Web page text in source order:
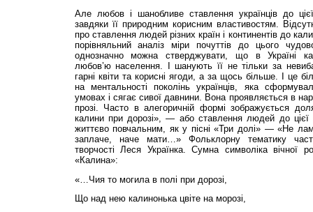
Але любов і шанобливе ставлення українців до
завдяки її природним корисним властивостям.
про ставлення людей різних країн і континентів до
порівняльний аналіз міри почуттів до цього
однозначно можна стверджувати, що в Україні
любов’ю населення. І шанують її не тільки за
гарні квіти та корисні ягоди, а за щось більше. І це
на ментальності поколінь українців, яка
умовах і сягає сивої давнини. Вона проявляється в
прозі. Часто в алегоричній формі зображується
калини при дорозі», — або ставлення людей до
життєво повчальним, як у пісні «Три долі» — «Не
заплаче, наче мати…» Фольклорну тематику
творчості Леся Українка. Сумна символіка вічної
«Калина»:
«…Чия то могила в полі при дорозі,
Що над нею калинонька цвіте на морозі,